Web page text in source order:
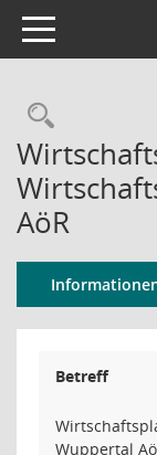
Toggle navigation
AöR
Betreff
Wuppertal